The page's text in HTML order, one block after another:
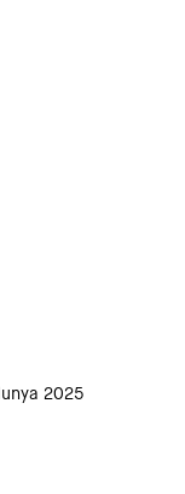
2025